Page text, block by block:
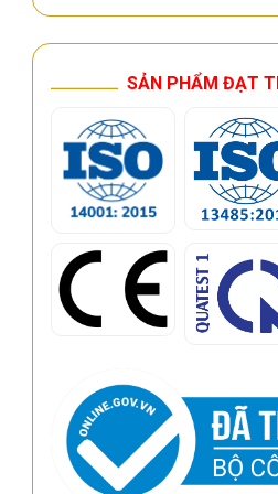
SẢN PHẨM ĐẠT